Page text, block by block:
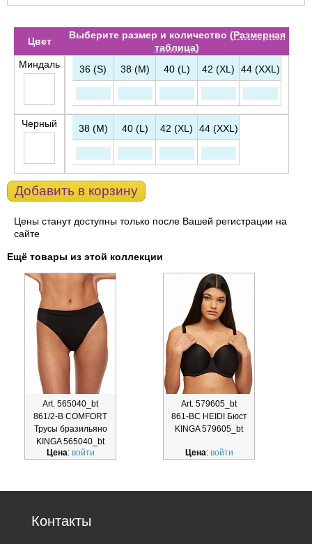
Цвет
Выберите размер и количество (Размерная
таблица)
Миндаль
36 (S) 38 (M) 40 (L) 42 (XL) 44 (XXL)
Черный 38 (M) 40 (L) 42 (XL) 44 (XXL)
Добавить в корзину
Цены станут доступны только после Вашей регистрации на
сайте
Ещё товары из этой коллекции
Art. 565040_bt
861/2-B COMFORT
Трусы бразильяно
KINGA 565040_bt
Цена: войти
Art. 579605_bt
861-BC HEIDI Бюст
KINGA 579605_bt
Цена: войти
Контакты